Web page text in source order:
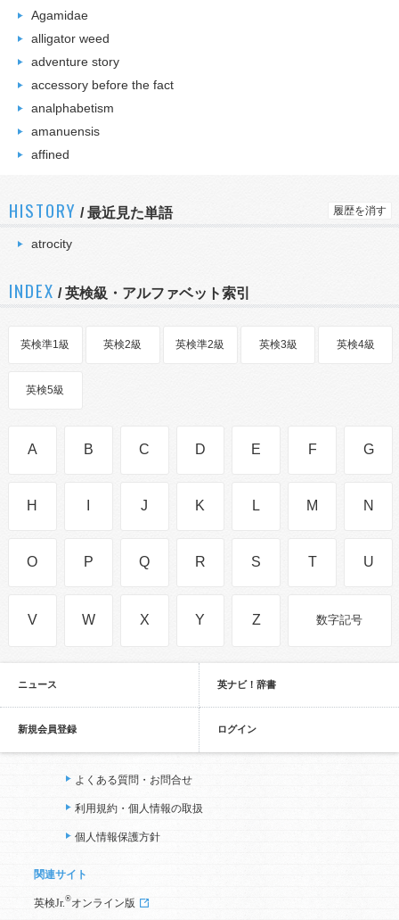
Agamidae
alligator weed
adventure story
accessory before the fact
analphabetism
amanuensis
affined
HISTORY /最近見た単語 履歴を消す
atrocity
INDEX / 英検級・アルファベット索引
英検準1級 英検2級 英検準2級 英検3級 英検4級
英検5級
A B C D E F G
H J K L M N
O P Q R S T U
V W X Y Z 数字記号
ニュース 英ナビ！辞書
新規会員登録 ログイン
よくある質問・お問合せ
利用規約・個人情報の取扱
個人情報保護方針
関連サイト
英検Jr. ®オンライン版